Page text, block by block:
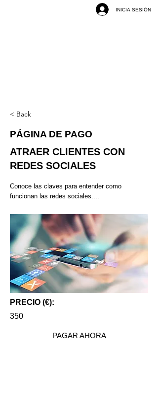
INICIA SESIÓN
< Back
PÁGINA DE PAGO
ATRAER CLIENTES CON
REDES SOCIALES
Conoce las claves para entender como
funcionan las redes sociales....
PRECIO (€):
350
PAGAR AHORA